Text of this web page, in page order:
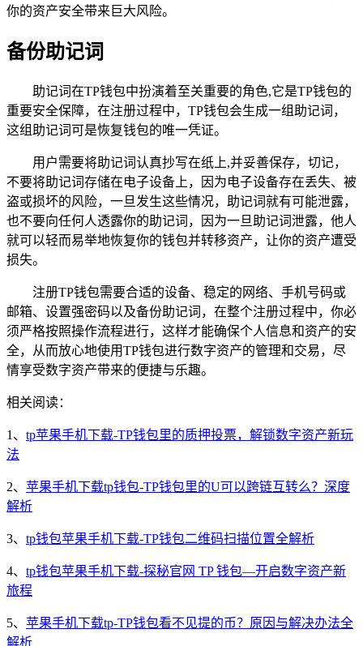
你的资产安全带来巨大风险。
备份助记词
助记词在TP钱包中扮演着至关重要的角色,它是TP钱包的
重要安全保障，在注册过程中，TP钱包会生成一组助记词，
这组助记词可是恢复钱包的唯一凭证。
用户需要将助记词认真抄写在纸上,并妥善保存，切记，
不要将助记词存储在电子设备上，因为电子设备存在丢失、被
盗或损坏的风险，一旦发生这些情况，助记词就有可能泄露，
也不要向任何人透露你的助记词，因为一旦助记词泄露，他人
就可以轻而易举地恢复你的钱包并转移资产，让你的资产遭受
损失。
注册TP钱包需要合适的设备、稳定的网络、手机号码或
邮箱、设置强密码以及备份助记词，在整个注册过程中，你必
须严格按照操作流程进行，这样才能确保个人信息和资产的安
全，从而放心地使用TP钱包进行数字资产的管理和交易，尽
情享受数字资产带来的便捷与乐趣。
相关阅读：
1、 tp苹果手机下载-TP钱包里的质押投票，解锁数字资产新玩
法
2、 苹果手机下载tp钱包-TP钱包里的U可以跨链互转么？深度
解析
3、 tp钱包苹果手机下载-TP钱包二维码扫描位置全解析
4、 tp钱包苹果手机下载-探秘官网 TP 钱包—开启数字资产新
旅程
5、 苹果手机下载tp-TP钱包看不见提的币？原因与解决办法全
解析